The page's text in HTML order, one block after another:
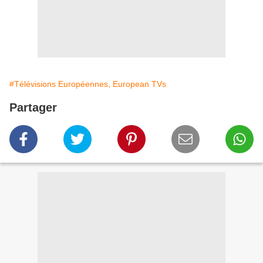
#Télévisions Européennes, European TVs
Partager